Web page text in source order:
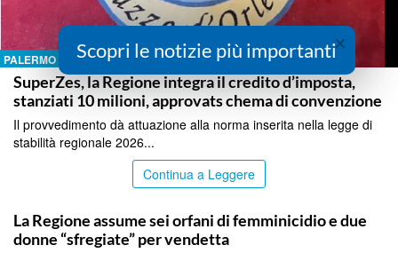
PALERMO
SuperZes, la Regione integra il credito d’imposta,
stanziati 10 milioni, approvats chema di convenzione
Il provvedimento dà attuazione alla norma inserita nella legge di
stabilità regionale 2026...
Continua a Leggere
La Regione assume sei orfani di femminicidio e due
donne “sfregiate” per vendetta
×
Scopri le notizie più importanti